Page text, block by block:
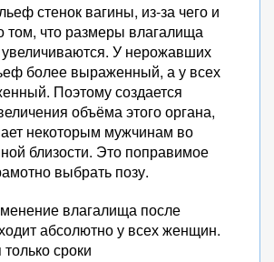
стенок вагины, из-за чего и
том, что размеры влагалища
У нерожавших
более выраженный, а у всех
Поэтому создается
объёма этого органа,
некоторым мужчинам во
близости. Это поправимое
выбрать позу.
влагалища после
абсолютно у всех женщин.
сроки